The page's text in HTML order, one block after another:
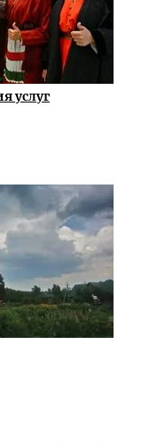
услуг